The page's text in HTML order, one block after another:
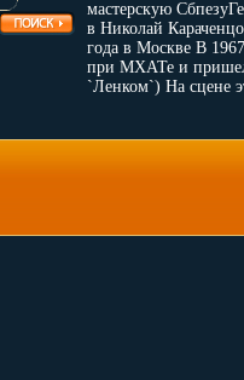
мастерскую
в Николай
года в Москве В
при МХАТе и пришел
`Ленком`) На сцене